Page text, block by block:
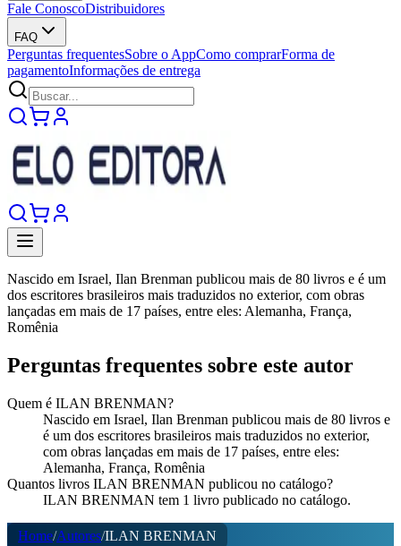
Fale ConoscoDistribuidores
FAQ
Perguntas frequentesSobre o AppComo comprarForma de
pagamentoInformações de entrega
Nascido em Israel, Ilan Brenman publicou mais de 80 livros e é um
dos escritores brasileiros mais traduzidos no exterior, com obras
lançadas em mais de 17 países, entre eles: Alemanha, França,
Romênia
Perguntas frequentes sobre este autor
Quem é ILAN BRENMAN?
Nascido em Israel, Ilan Brenman publicou mais de 80 livros e
é um dos escritores brasileiros mais traduzidos no exterior,
com obras lançadas em mais de 17 países, entre eles:
Alemanha, França, Romênia
Quantos livros ILAN BRENMAN publicou no catálogo?
ILAN BRENMAN tem 1 livro publicado no catálogo.
Home/Autores/ILAN BRENMAN